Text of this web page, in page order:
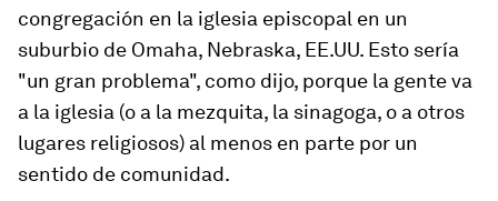
congregación en la iglesia episcopal en un
suburbio de Omaha, Nebraska, EE.UU. Esto sería
"un gran problema", como dijo, porque la gente va
a la iglesia (o a la mezquita, la sinagoga, o a otros
lugares religiosos) al menos en parte por un
sentido de comunidad.